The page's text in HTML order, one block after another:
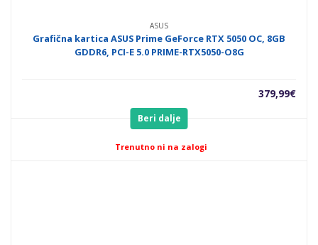
ASUS
Grafična kartica ASUS Prime GeForce RTX 5050 OC, 8GB
GDDR6, PCI-E 5.0 PRIME-RTX5050-O8G
379,99€
Beri dalje
Trenutno ni na zalogi